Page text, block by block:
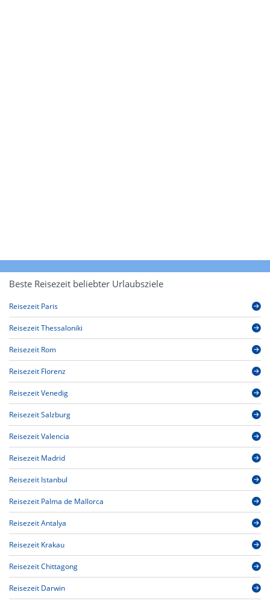
Beste Reisezeit beliebter Urlaubsziele
Reisezeit Paris
Reisezeit Thessaloniki
Reisezeit Rom
Reisezeit Florenz
Reisezeit Venedig
Reisezeit Salzburg
Reisezeit Valencia
Reisezeit Madrid
Reisezeit Istanbul
Reisezeit Palma de Mallorca
Reisezeit Antalya
Reisezeit Krakau
Reisezeit Chittagong
Reisezeit Darwin